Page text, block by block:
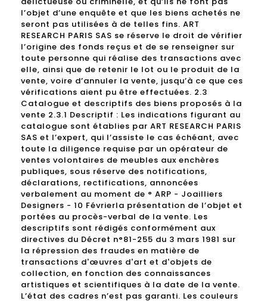
l’objet d’une enquête et que les biens achetés ne
seront pas utilisées à de telles fins. ART
RESEARCH PARIS SAS se réserve le droit de vérifier
l’origine des fonds reçus et de se renseigner sur
toute personne qui réalise des transactions avec
elle, ainsi que de retenir le lot ou le produit de la
vente, voire d’annuler la vente, jusqu’à ce que ces
vérifications aient pu être effectuées. 2.3
Catalogue et descriptifs des biens proposés à la
vente 2.3.1 Descriptif : Les indications figurant au
catalogue sont établies par ART RESEARCH PARIS
SAS et l’expert, qui l’assiste le cas échéant, avec
toute la diligence requise par un opérateur de
ventes volontaires de meubles aux enchères
publiques, sous réserve des notifications,
déclarations, rectifications, annoncées
verbalement au moment de ° ARP - Joailliers
Designers - 10 Févrierla présentation de l’objet et
portées au procès-verbal de la vente. Les
descriptifs sont rédigés conformément aux
directives du Décret n°81-255 du 3 mars 1981 sur
la répression des fraudes en matière de
transactions d'œuvres d'art et d'objets de
collection, en fonction des connaissances
artistiques et scientifiques à la date de la vente.
L’état des cadres n’est pas garanti. Les couleurs